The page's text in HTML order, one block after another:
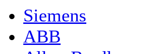
Siemens
ABB